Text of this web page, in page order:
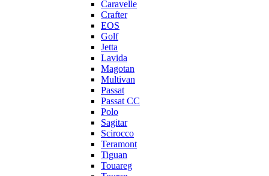
Caravelle
Crafter
EOS
Golf
Jetta
Lavida
Magotan
Multivan
Passat
Passat CC
Polo
Sagitar
Scirocco
Teramont
Tiguan
Touareg